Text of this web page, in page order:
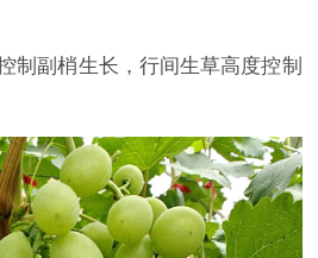
制副梢生长，行间生草高度控制